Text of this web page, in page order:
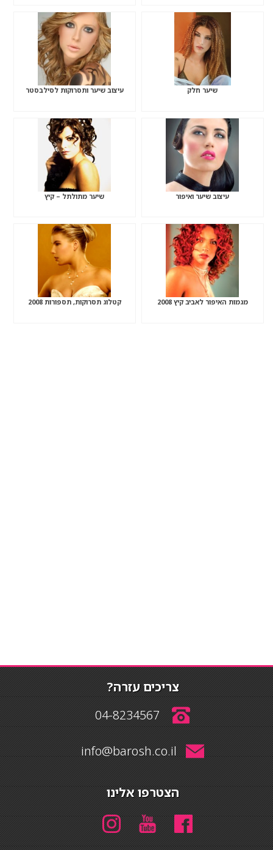
שיער חלק עיצוב שיער ותסרוקות לסילבסטר
עיצוב שיער ואיפור שיער מתולתל – קיץ
מגמות האיפור לאביב קיץ 2008 קטלוג תסרוקות, תספורות 2008
צריכים עזרה?
04-8234567
info@barosh.co.il
הצטרפו אלינו